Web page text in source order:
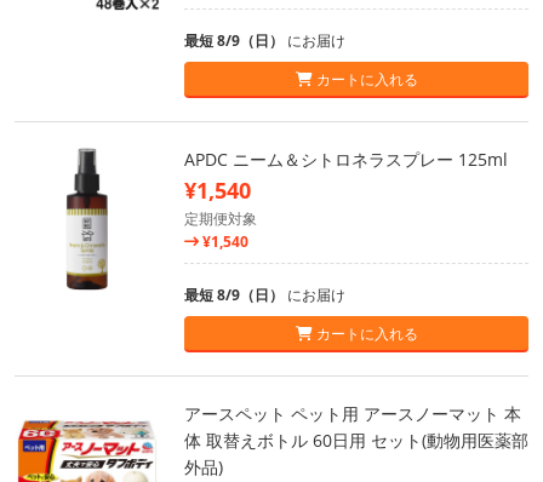
最短 8/9（日） にお届け
カートに入れる
APDC ニーム＆シトロネラスプレー 125ml
¥1,540
定期便対象
¥1,540
最短 8/9（日） にお届け
カートに入れる
アースペット ペット用 アースノーマット 本
体 取替えボトル 60日用 セット(動物用医薬部
外品)